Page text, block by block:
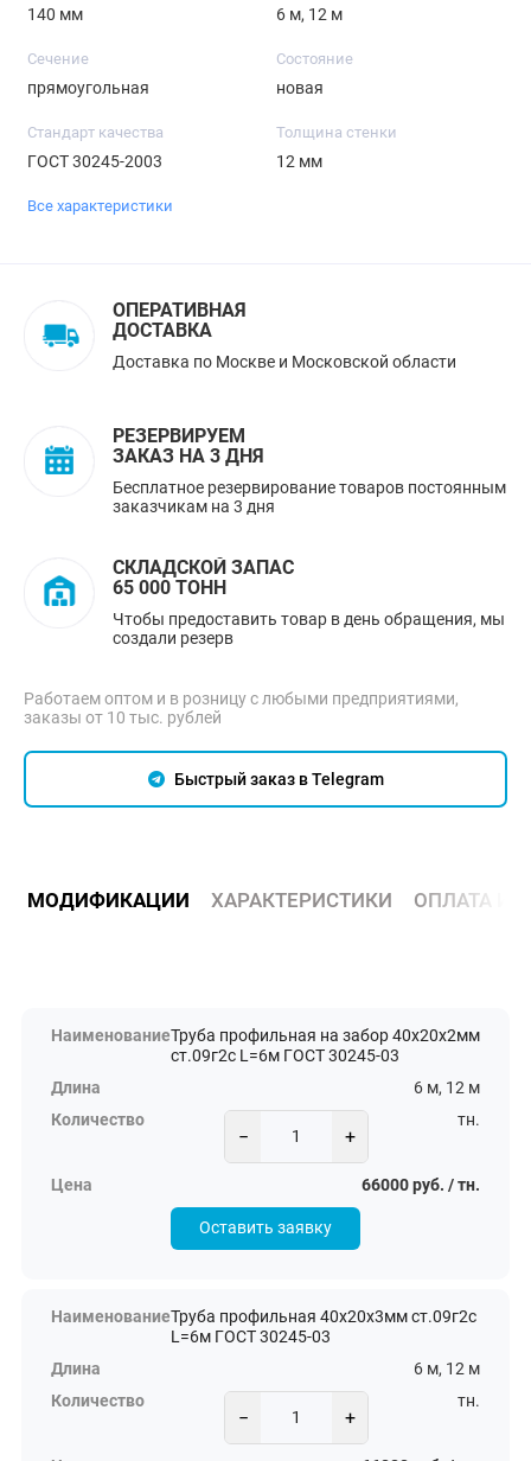
140 мм 6 м, 12 м
Сечение
прямоугольная
Состояние
новая
Стандарт качества
ГОСТ 30245-2003
Толщина стенки
12 мм
Все характеристики
ОПЕРАТИВНАЯ
ДОСТАВКА
Доставка по Москве и Московской области
РЕЗЕРВИРУЕМ
ЗАКАЗ НА 3 ДНЯ
Бесплатное резервирование товаров постоянным
заказчикам на 3 дня
СКЛАДСКОЙ ЗАПАС
65 000 ТОНН
Чтобы предоставить товар в день обращения, мы
создали резерв
Работаем оптом и в розницу с любыми предприятиями,
заказы от 10 тыс. рублей
Быстрый заказ в Telegram
МОДИФИКАЦИИ ХАРАКТЕРИСТИКИ ОПЛАТА И
Труба профильная на забор 40х20х2мм
ст.09г2с L=6м ГОСТ 30245-03
6 м, 12 м
− +
тн.
66000 руб. / тн.
Оставить заявку
Труба профильная 40х20х3мм ст.09г2с
L=6м ГОСТ 30245-03
6 м, 12 м
− +
тн.